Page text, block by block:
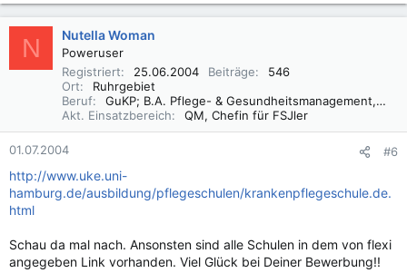
N Nutella Woman
Poweruser
Registriert
25.06.2004 Beiträge
546
Ort
Ruhrgebiet
Beruf
GuKP; B.A. Pflege- & Gesundheitsmanagement, QMB, M.A. Sozialmanagement
Akt. Einsatzbereich
QM, Chefin für FSJler
01.07.2004 #6
http://www.uke.uni-
hamburg.de/ausbildung/pflegeschulen/krankenpflegeschule.de.
html
Schau da mal nach. Ansonsten sind alle Schulen in dem von flexi
angegeben Link vorhanden. Viel Glück bei Deiner Bewerbung!!